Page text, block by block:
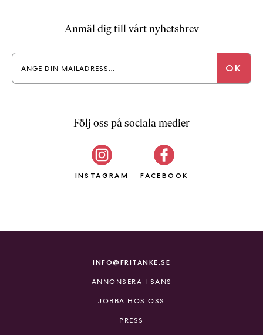
Anmäl dig till vårt nyhetsbrev
Följ oss på sociala medier
INSTAGRAM FACEBOOK
INFO@FRITANKE.SE
ANNONSERA I SANS
JOBBA HOS OSS
PRESS